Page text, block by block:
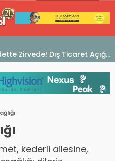
Zirvede! Dış Ticaret Açığı
kederli ailesine,